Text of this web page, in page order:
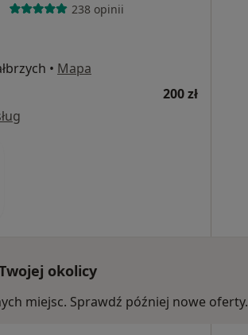
238 opinii
• Mapa
200 zł
okolicy
miejsc. Sprawdź później nowe oferty.